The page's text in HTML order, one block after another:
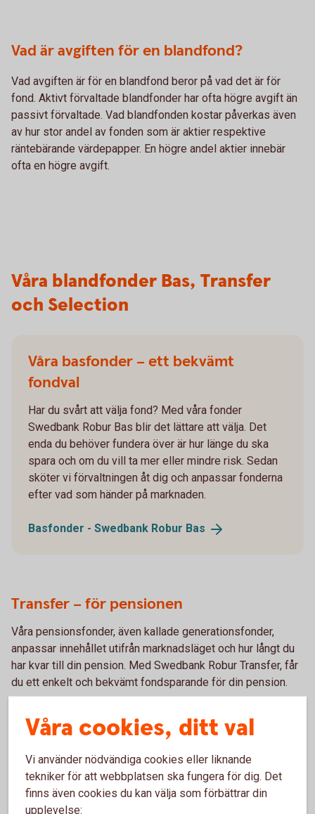
Vad är avgiften för en blandfond?
Vad avgiften är för en blandfond beror på vad det är för
fond. Aktivt förvaltade blandfonder har ofta högre avgift än
passivt förvaltade. Vad blandfonden kostar påverkas även
av hur stor andel av fonden som är aktier respektive
räntebärande värdepapper. En högre andel aktier innebär
ofta en högre avgift.
Våra blandfonder Bas, Transfer
och Selection
Våra basfonder – ett bekvämt
fondval
Har du svårt att välja fond? Med våra fonder
Swedbank Robur Bas blir det lättare att välja. Det
enda du behöver fundera över är hur länge du ska
spara och om du vill ta mer eller mindre risk. Sedan
sköter vi förvaltningen åt dig och anpassar fonderna
efter vad som händer på marknaden.
Basfonder - Swedbank Robur Bas
Transfer – för pensionen
Våra pensionsfonder, även kallade generationsfonder,
anpassar innehållet utifrån marknadsläget och hur långt du
har kvar till din pension. Med Swedbank Robur Transfer, får
du ett enkelt och bekvämt fondsparande för din pension.
Pensionsfonder - Swedbank Robur
Megatrender med Selection
Swedbank Robur Selection är globala blandfonder med
Våra cookies, ditt val
Vi använder nödvändiga cookies eller liknande
tekniker för att webbplatsen ska fungera för dig. Det
finns även cookies du kan välja som förbättrar din
upplevelse: